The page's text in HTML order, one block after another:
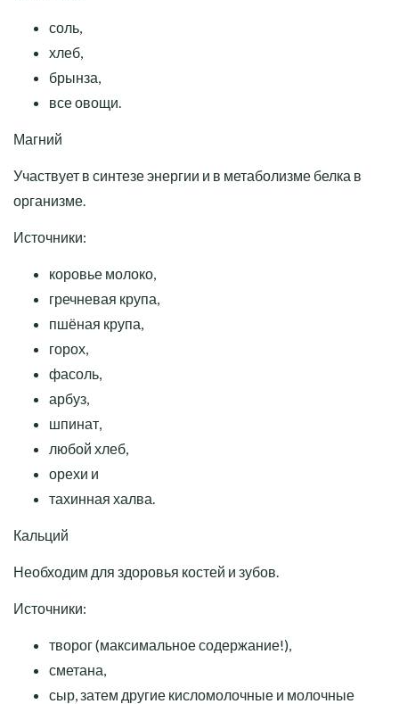
соль,
хлеб,
брынза,
все овощи.
Магний
Участвует в синтезе энергии и в метаболизме белка в
организме.
Источники:
коровье молоко,
гречневая крупа,
пшёная крупа,
горох,
фасоль,
арбуз,
шпинат,
любой хлеб,
орехи и
тахинная халва.
Кальций
Необходим для здоровья костей и зубов.
Источники:
творог (максимальное содержание!),
сметана,
сыр, затем другие кисломолочные и молочные